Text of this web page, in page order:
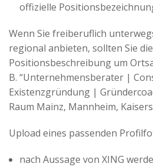
offizielle
Wenn Sie freiberuflich
regional anbieten, sollten Sie die
Positionsbeschreibung um
B. “Unternehmensberater |
Existenzgründung |
Raum Mainz, Mannheim,
Upload eines passenden
nach Aussage von XING